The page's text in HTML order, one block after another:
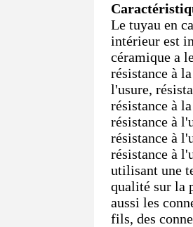
Le tuyau en
intérieur est
céramique a
résistance à
l'usure,
résistance à
résistance à
résistance à
résistance à
utilisant une
qualité sur la
aussi les
fils, des